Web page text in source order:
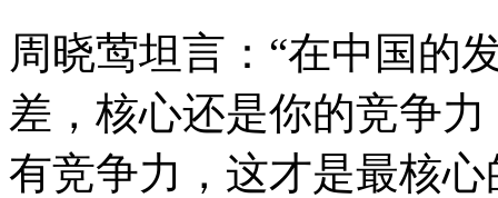
周晓莺坦言：“在中国的
差，核心还是你的竞争
有竞争力，这才是最核心